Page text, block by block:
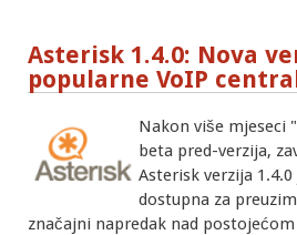
Asterisk 1.4.0: Nova
popularne VoIP
Nakon više mjeseci
beta pred-verzija,
Asterisk verzija
dostupna za
značajni napredak nad